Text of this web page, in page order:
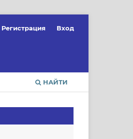
НАЙТИ
Регистрация Вход